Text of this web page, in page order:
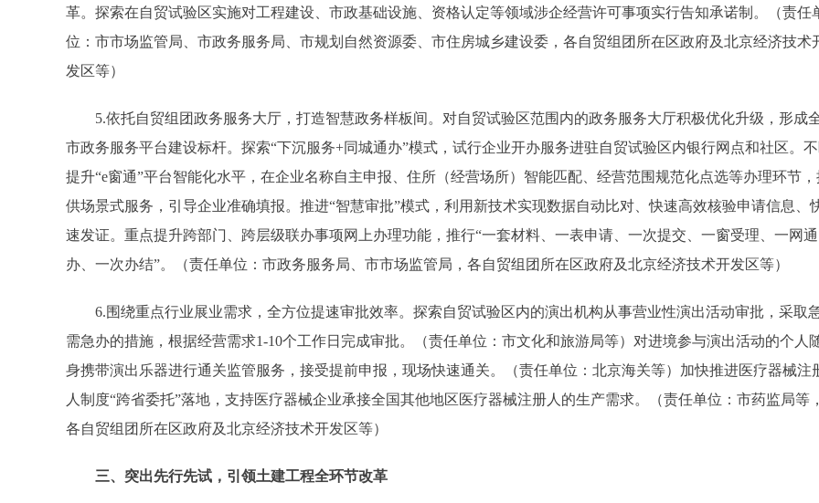
革。探索在自贸试验区实施对工程建设、市政基础设施、资格认定等领域涉企经营许可事项实行告知承诺制。（责任
位：市市场监管局、市政务服务局、市规划自然资源委、市住房城乡建设委，各自贸组团所在区政府及北京经济技术
发区等）
5.依托自贸组团政务服务大厅，打造智慧政务样板间。对自贸试验区范围内的政务服务大厅积极优化升级，形成
市政务服务平台建设标杆。探索“下沉服务+同城通办”模式，试行企业开办服务进驻自贸试验区内银行网点和社区。
提升“e窗通”平台智能化水平，在企业名称自主申报、住所（经营场所）智能匹配、经营范围规范化点选等办理环节，
供场景式服务，引导企业准确填报。推进“智慧审批”模式，利用新技术实现数据自动比对、快速高效核验申请信息、
速发证。重点提升跨部门、跨层级联办事项网上办理功能，推行“一套材料、一表申请、一次提交、一窗受理、一网通
办、一次办结”。（责任单位：市政务服务局、市市场监管局，各自贸组团所在区政府及北京经济技术开发区等）
6.围绕重点行业展业需求，全方位提速审批效率。探索自贸试验区内的演出机构从事营业性演出活动审批，采取
需急办的措施，根据经营需求1-10个工作日完成审批。（责任单位：市文化和旅游局等）对进境参与演出活动的个人
身携带演出乐器进行通关监管服务，接受提前申报，现场快速通关。（责任单位：北京海关等）加快推进医疗器械注
人制度“跨省委托”落地，支持医疗器械企业承接全国其他地区医疗器械注册人的生产需求。（责任单位：市药监局等，
各自贸组团所在区政府及北京经济技术开发区等）
三、突出先行先试，引领土建工程全环节改革